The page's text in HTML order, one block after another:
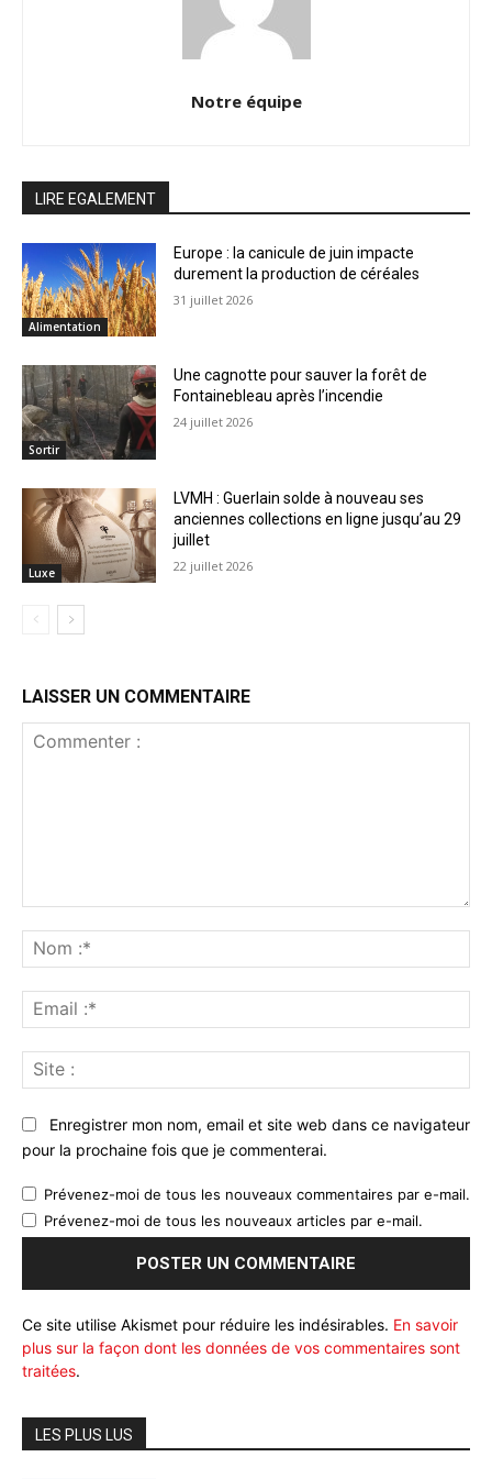
Notre équipe
LIRE EGALEMENT
Alimentation
Europe : la canicule de juin impacte
durement la production de céréales
31 juillet 2026
Sortir
Une cagnotte pour sauver la forêt de
Fontainebleau après l’incendie
24 juillet 2026
Luxe
LVMH : Guerlain solde à nouveau ses
anciennes collections en ligne jusqu’au 29
juillet
22 juillet 2026
LAISSER UN COMMENTAIRE
:*
:*
:
Enregistrer mon nom, email et site web dans ce navigateur
pour la prochaine fois que je commenterai.
Prévenez-moi de tous les nouveaux commentaires par e-mail.
Prévenez-moi de tous les nouveaux articles par e-mail.
Ce site utilise Akismet pour réduire les indésirables. En savoir
plus sur la façon dont les données de vos commentaires sont
traitées.
LES PLUS LUS